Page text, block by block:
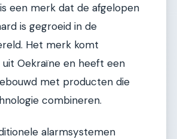
een merk dat de afgelopen
is gegroeid in de
Het merk komt
uit Oekraïne en heeft een
met producten die
combineren.
alarmsystemen